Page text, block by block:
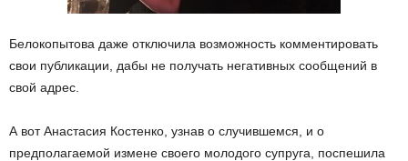
Белокопытова даже отключила возможность комментировать
свои публикации, дабы не получать негативных сообщений в
свой адрес.
А вот Анастасия Костенко, узнав о случившемся, и о
предполагаемой измене своего молодого супруга, поспешила